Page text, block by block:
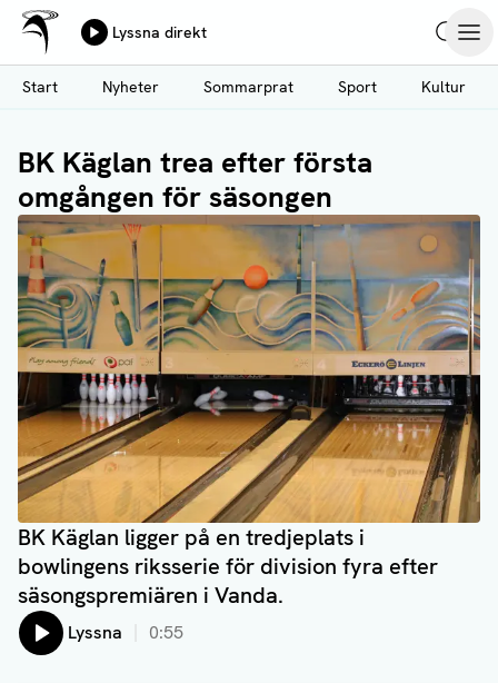
Hoppa
till
huvudinnehåll
Ålands Radio & TV
Lyssna direkt
Start
Nyheter Sommarprat Sport Kultur
BK Käglan trea efter första
omgången för säsongen
BK Käglan ligger på en tredjeplats i
bowlingens riksserie för division fyra efter
säsongspremiären i Vanda.
Lyssna 0:55